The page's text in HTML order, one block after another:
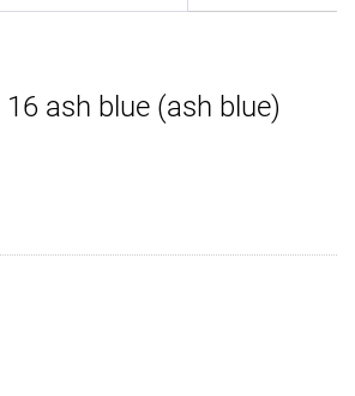
16 ash blue (ash blue)